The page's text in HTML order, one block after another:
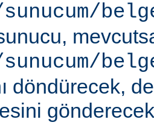
döndürecek,